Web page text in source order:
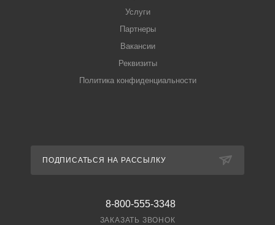
Услуги
Партнеры
Вакансии
Реквизиты
Политика конфиденциальности
ПОДПИСАТЬСЯ НА РАССЫЛКУ
8-800-555-3348
ЗАКАЗАТЬ ЗВОНОК